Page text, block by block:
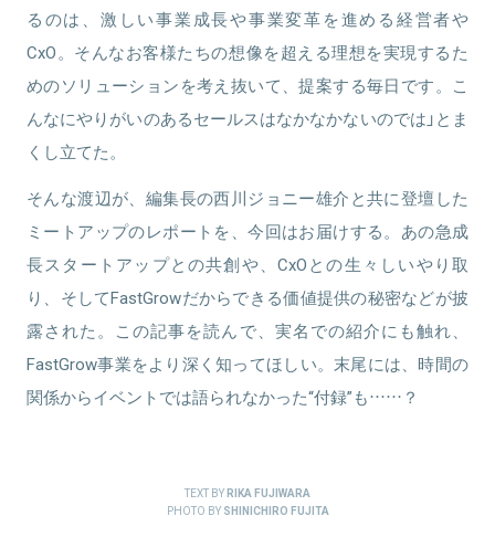
るのは、激しい事業成長や事業変革を進める経営者や
CxO。そんなお客様たちの想像を超える理想を実現するた
めのソリューションを考え抜いて、提案する毎日です。こ
んなにやりがいのあるセールスはなかなかないのでは」とま
くし立てた。
そんな渡辺が、編集長の西川ジョニー雄介と共に登壇した
ミートアップのレポートを、今回はお届けする。あの急成
長スタートアップとの共創や、CxOとの生々しいやり取
り、そしてFastGrowだからできる価値提供の秘密などが披
露された。この記事を読んで、実名での紹介にも触れ、
FastGrow事業をより深く知ってほしい。末尾には、時間の
関係からイベントでは語られなかった“付録”も……？
TEXT BYRIKA FUJIWARA
PHOTO BY SHINICHIRO FUJITA